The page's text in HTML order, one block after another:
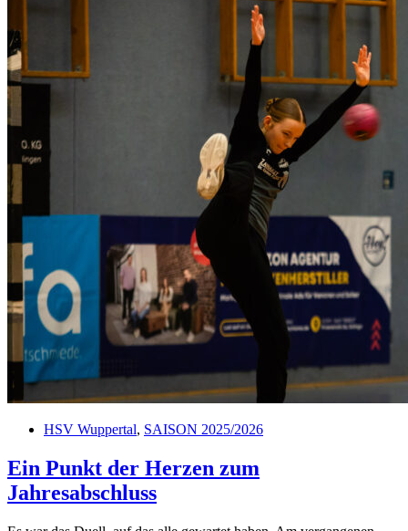
HSV Wuppertal, SAISON 2025/2026
Ein Punkt der Herzen zum
Jahresabschluss